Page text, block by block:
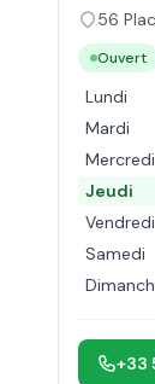
56
Ouvert
Lundi
Mardi
Mercredi
Jeudi
Vendredi
Samedi
+33